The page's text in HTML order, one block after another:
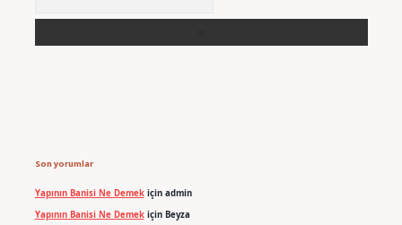
Son yorumlar
Yapının Banisi Ne Demekiçin admin
Yapının Banisi Ne Demekiçin Beyza